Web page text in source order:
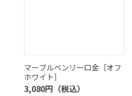
マーブルベンリー口金［オフ
ホワイト］
3,080円（税込）